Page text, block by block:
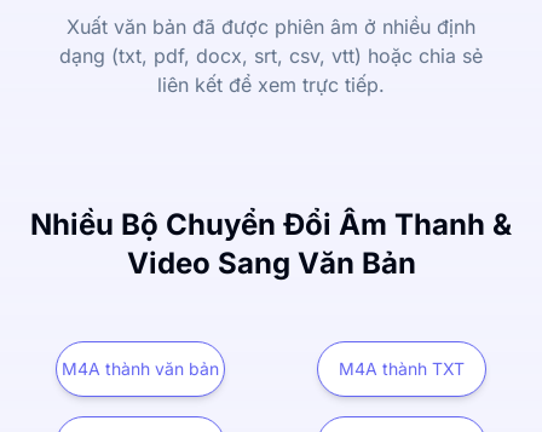
Xuất văn bản đã được phiên âm ở nhiều định
dạng (txt, pdf, docx, srt, csv, vtt) hoặc chia sẻ
liên kết để xem trực tiếp.
Nhiều Bộ Chuyển Đổi Âm Thanh &
Video Sang Văn Bản
M4A thành văn bản M4A thành TXT